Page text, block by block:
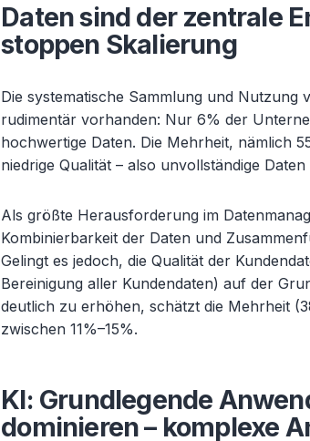
Daten sind der zentrale
stoppen Skalierung
Die systematische Sammlung und
rudimentär vorhanden: Nur 6% der
hochwertige Daten. Die Mehrheit, nämlich
niedrige Qualität – also unvollständige
Als größte Herausforderung im
Kombinierbarkeit der Daten und
Gelingt es jedoch, die Qualität der
Bereinigung aller Kundendaten) auf der
deutlich zu erhöhen, schätzt die Mehrheit
zwischen 11%–15%.
KI: Grundlegende
dominieren – komplexe